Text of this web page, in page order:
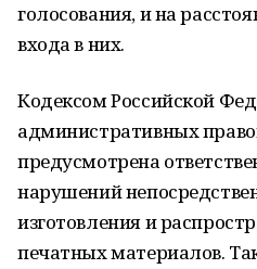
голосования, и на
входа в них.
Кодексом Российской
административных
предусмотрена
нарушений
изготовления и
печатных материалов.